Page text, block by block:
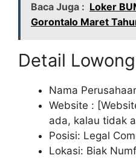
Baca Juga : Loker
Gorontalo Maret
Detail
Nama
Website :
ada, kalau tidak
Posisi: Legal
Lokasi: Biak